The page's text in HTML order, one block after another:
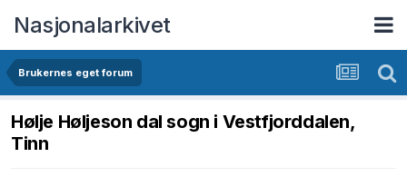
Nasjonalarkivet
Brukernes eget forum
Hølje Høljeson dal sogn i Vestfjorddalen,
Tinn